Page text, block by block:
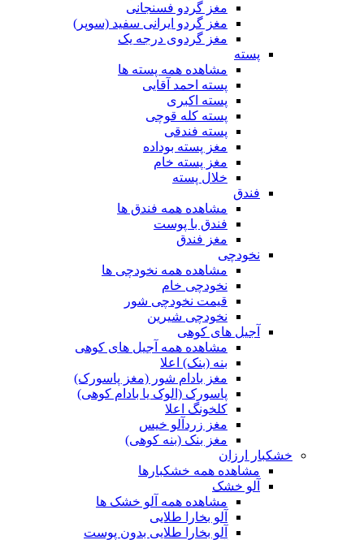
مغز گردو فسنجانی
مغز گردو ایرانی سفید (سوپر)
مغز گردوی درجه یک
پسته
مشاهده همه پسته ها
پسته احمد آقایی
پسته اکبری
پسته کله قوچی
پسته فندقی
مغز پسته بوداده
مغز پسته خام
خلال پسته
فندق
مشاهده همه فندق ها
فندق با پوست
مغز فندق
نخودچی
مشاهده همه نخودچی ها
نخودچی خام
قیمت نخودچی شور
نخودچی شیرین
آجیل های کوهی
مشاهده همه آجیل های کوهی
بنه (بنک) اعلا
مغز بادام شور (مغز پاسورک)
پاسورک (الوک یا بادام کوهی)
کلخونگ اعلا
مغز زردآلو خیس
مغز بنک (بنه کوهی)
خشکبار ارزان
مشاهده همه خشکبارها
آلو خشک
مشاهده همه آلو خشک ها
آلو بخارا طلایی
آلو بخارا طلایی بدون پوست